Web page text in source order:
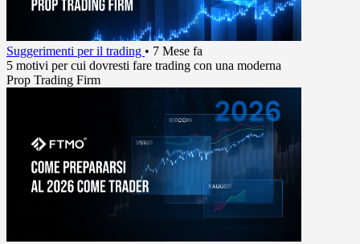
Suggerimenti per il trading • 7 Mese fa
5 motivi per cui dovresti fare trading con una moderna
Prop Trading Firm